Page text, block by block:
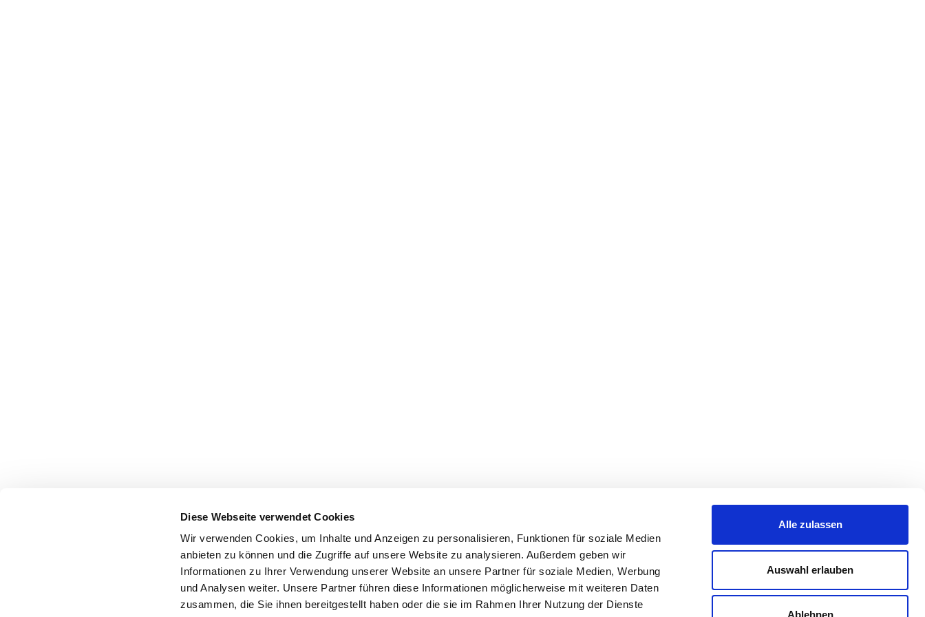
Diese Webseite verwendet Cookies
Wir verwenden Cookies, um Inhalte und Anzeigen zu personalisieren, Funktionen für soziale Medien
anbieten zu können und die Zugriffe auf unsere Website zu analysieren. Außerdem geben wir
Informationen zu Ihrer Verwendung unserer Website an unsere Partner für soziale Medien, Werbung
und Analysen weiter. Unsere Partner führen diese Informationen möglicherweise mit weiteren Daten
zusammen, die Sie ihnen bereitgestellt haben oder die sie im Rahmen Ihrer Nutzung der Dienste
Alle zulassen
Auswahl erlauben
Ablehnen